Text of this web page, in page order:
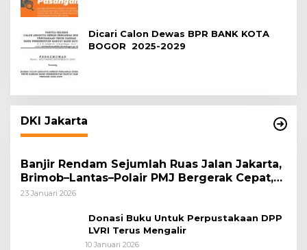
Dicari Calon Dewas BPR BANK KOTA
BOGOR 2025-2029
DKI Jakarta
Banjir Rendam Sejumlah Ruas Jalan Jakarta,
Brimob–Lantas–Polair PMJ Bergerak Cepat,
Polri Siagakan 128.247 Personel Secara
23 Januari 2026
Donasi Buku Untuk Perpustakaan DPP
LVRI Terus Mengalir
10 Januari 2026